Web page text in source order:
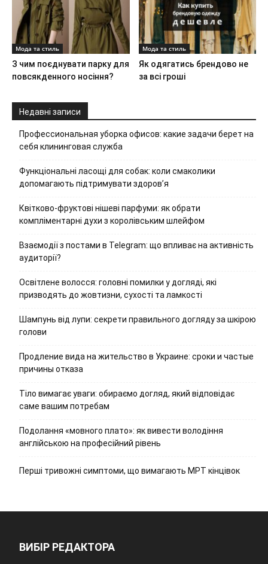
Мода та стиль
З чим поєднувати парку для
повсякденного носіння?
Мода та стиль
Як одягатись брендово не
за всі гроші
Недавні записи
Профессиональная уборка офисов: какие задачи берет на
себя клининговая служба
Функціональні ласощі для собак: коли смаколики
допомагають підтримувати здоров’я
Квітково-фруктові нішеві парфуми: як обрати
компліментарні духи з королівським шлейфом
Взаємодії з постами в Telegram: що впливає на активність
аудиторії?
Освітлене волосся: головні помилки у догляді, які
призводять до жовтизни, сухості та ламкості
Шампунь від лупи: секрети правильного догляду за шкірою
голови
Продление вида на жительство в Украине: сроки и частые
причины отказа
Тіло вимагає уваги: обираємо догляд, який відповідає
саме вашим потребам
Подолання «мовного плато»: як вивести володіння
англійською на професійний рівень
Перші тривожні симптоми, що вимагають МРТ кінцівок
ВИБІР РЕДАКТОРА